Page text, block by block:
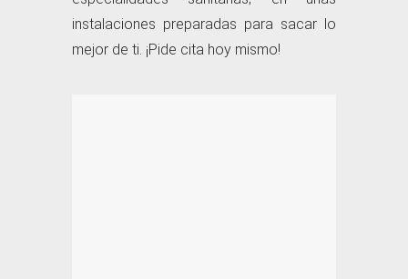
instalaciones preparadas para sacar lo
mejor de ti. ¡Pide cita hoy mismo!